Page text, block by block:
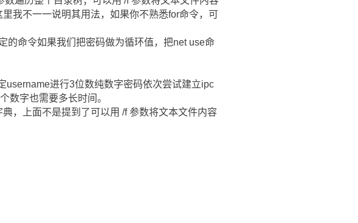
我不一一说明其用法，如果你不熟悉for命令，可
的命令如果我们把密码做为循环值，把net use命
username进行3位数纯数字密码依次尝试建立ipc
数字也需要多长时间。
，上面不是提到了可以用 /f 参数将文本文件内容